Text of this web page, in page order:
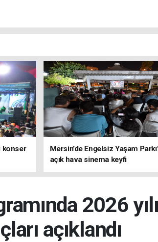
konser
Mersin’de Engelsiz Yaşam
açık hava sinema keyfi
2026
açıklandı